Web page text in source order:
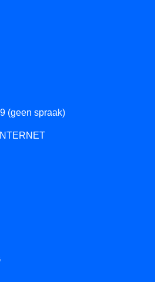
(geen spraak)